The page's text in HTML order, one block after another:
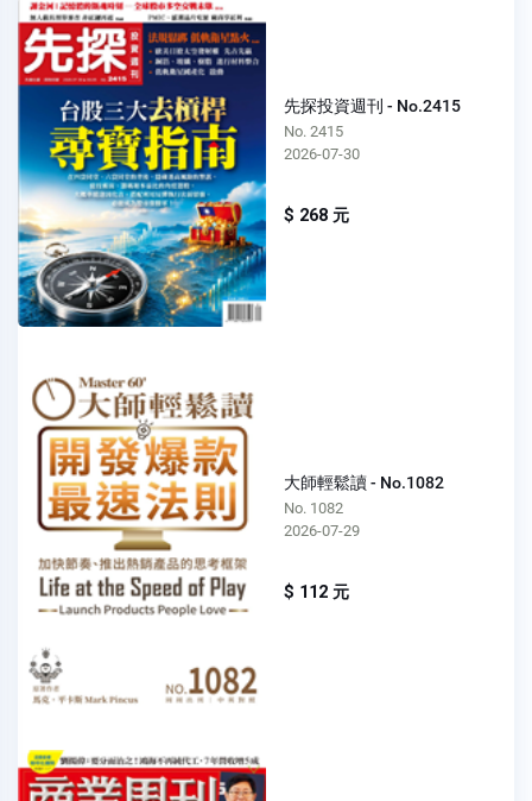
先探投資週刊 - No.2415
No. 2415
2026-07-30
$ 268 元
大師輕鬆讀 - No.1082
No. 1082
2026-07-29
$ 112 元